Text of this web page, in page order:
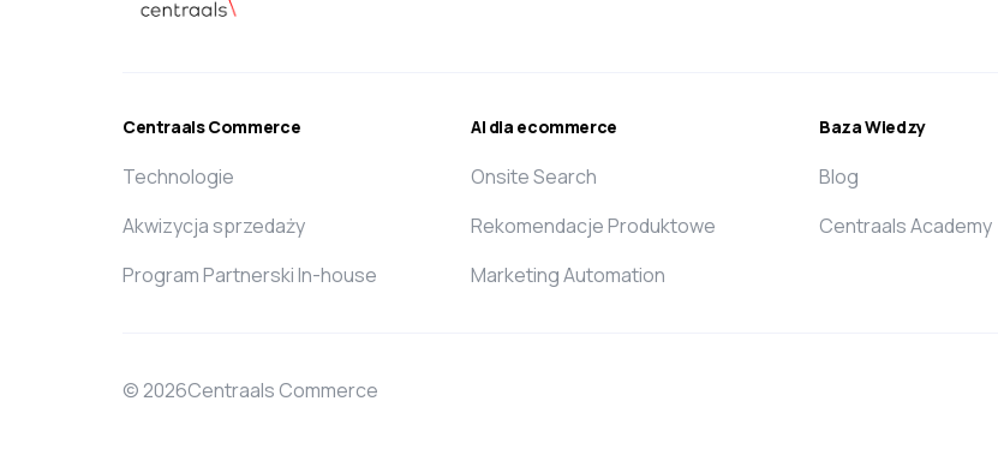
Centraals Commerce
Technologie
Akwizycja sprzedaży
Program Partnerski In-house
AI dla ecommerce
Onsite Search
Rekomendacje Produktowe
Marketing Automation
Baza Wiedzy
Blog
Centraals Academy
© 2026Centraals Commerce